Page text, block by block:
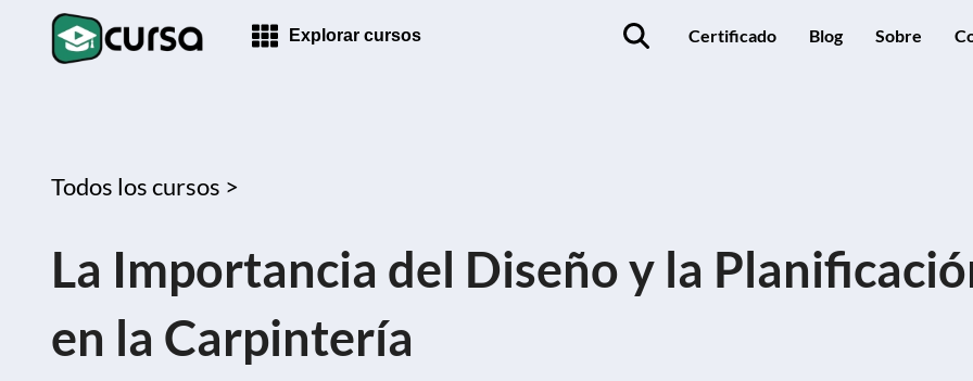
Explorar cursos Certificado Blog Sobre
Todos los cursos >
La Importancia del Diseño y la
en la Carpintería